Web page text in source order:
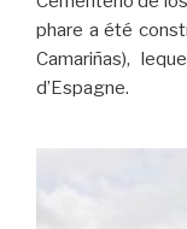
phare a été
Camariñas),
d’Espagne.